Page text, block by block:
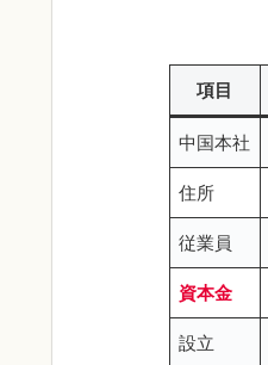
項目
中国本社
住所
従業員
資本金
設立